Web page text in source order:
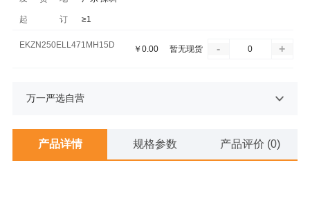
起订 ≥1
EKZN250ELL471MH15D ￥ 0.00 暂无现货 - +
万一严选自营
产品详情 规格参数 产品评价 (0)